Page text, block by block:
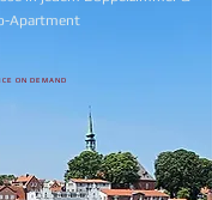
Apartment
ON DEMAND